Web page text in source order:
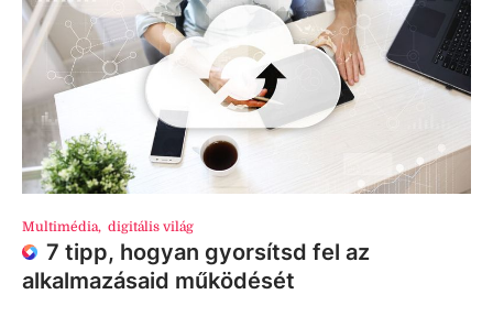
Multimédia, digitális világ
7 tipp, hogyan gyorsítsd fel az
alkalmazásaid működését